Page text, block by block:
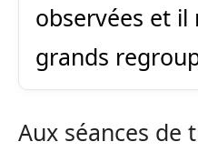
observées et il
grands
Aux séances de